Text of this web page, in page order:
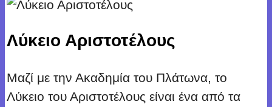
Λύκειο Αριστοτέλους
Μαζί με την Ακαδημία του Πλάτωνα, το
Λύκειο του Αριστοτέλους είναι ένα από τα